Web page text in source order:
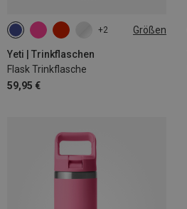
+2 Größen
Yeti | Trinkflaschen
Flask Trinkflasche
59,95 €
207ML